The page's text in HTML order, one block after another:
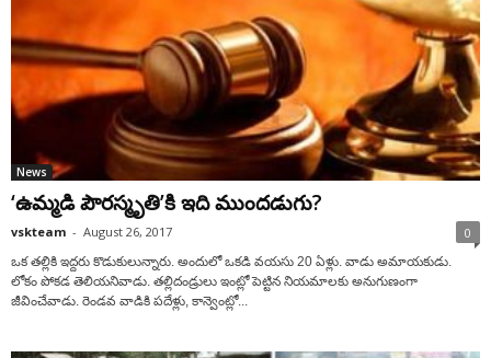
News
‘ఉమ్మడి పౌరస్మృతి’కి ఇది ముందడుగు?
vskteam - August 26, 2017 0
ఒక తల్లికి ఇద్దరు కొడుకులున్నారు. అందులో ఒకడి వయసు 20 ఏళ్లు. వాడు అమాయకుడు.
లోకం పోకడ తెలియనివాడు. తల్లిదండ్రులు ఇంట్లో పెట్టిన నియమాలకు అనుగుణంగా
జీవించేవాడు. రెండవ వాడికి పదేళ్లు, కాన్వెంట్లో...